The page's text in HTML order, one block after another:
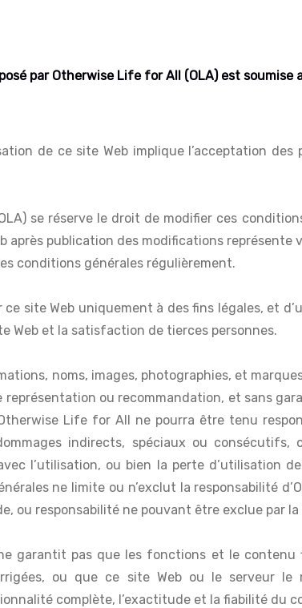
par Otherwise Life for All (OLA) est
de ce site Web implique l’acceptation
se réserve le droit de modifier ces
après publication des modifications
conditions générales régulièrement.
ce site Web uniquement à des fins légales, et
Web et la satisfaction de tierces personnes.
noms, images, photographies, et
représentation ou recommandation, et sans
Life for All ne pourra être tenu
indirects, spéciaux ou
l’utilisation, ou bien la perte d’utilisation
ne limite ou n’exclut la responsabilité
ou responsabilité ne pouvant être exclue par la
garantit pas que les fonctions et le
ou que ce site Web ou le serveur
complète, l’exactitude et la fiabilité du